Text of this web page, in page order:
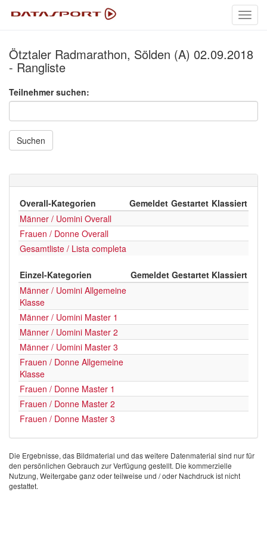
Ötztaler Radmarathon, Sölden (A) 02.09.2018
- Rangliste
Teilnehmer suchen:
Suchen
Overall-Kategorien Gemeldet Gestartet Klassiert
Männer / Uomini Overall
Frauen / Donne Overall
Gesamtliste / Lista completa
Einzel-Kategorien Gemeldet Gestartet Klassiert
Männer / Uomini Allgemeine
Klasse
Männer / Uomini Master 1
Männer / Uomini Master 2
Männer / Uomini Master 3
Frauen / Donne Allgemeine
Klasse
Frauen / Donne Master 1
Frauen / Donne Master 2
Frauen / Donne Master 3
Die Ergebnisse, das Bildmaterial und das weitere Datenmaterial sind nur für
den persönlichen Gebrauch zur Verfügung gestellt. Die kommerzielle
Nutzung, Weitergabe ganz oder teilweise und / oder Nachdruck ist nicht
gestattet.